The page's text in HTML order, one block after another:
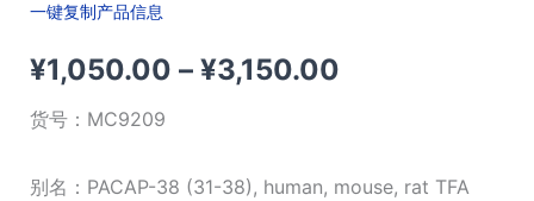
一键复制产品信息
¥1,050.00 – ¥3,150.00价
货号： MC9209
别名：PACAP-38 (31-38), human, mouse, rat TFA